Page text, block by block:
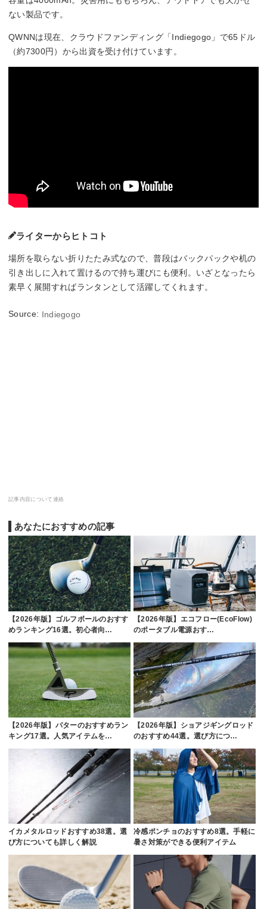
ない製品です。
QWNNは現在、クラウドファンディング「Indiegogo」で65ドル
（約7300円）から出資を受け付けています。
ライターからヒトコト
場所を取らない折りたたみ式なので、普段はバックパックや机の
引き出しに入れて置けるので持ち運びにも便利。いざとなったら
素早く展開すればランタンとして活躍してくれます。
Source: Indiegogo
記事内容について連絡
あなたにおすすめの記事
【2026年版】ゴルフボールのおすす
めランキング16選。初心者向…
【2026年版】エコフロー(EcoFlow)
のポータブル電源おす…
【2026年版】パターのおすすめラン
キング17選。人気アイテムを…
【2026年版】ショアジギングロッド
のおすすめ44選。選び方につ…
イカメタルロッドおすすめ38選。選
び方についても詳しく解説
冷感ポンチョのおすすめ8選。手軽に
暑さ対策ができる便利アイテム